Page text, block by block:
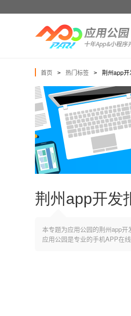
首页 > 热门标签 > 荆州app开
荆州app开发
本专题为应用公园的荆州app开
应用公园是专业的手机APP在